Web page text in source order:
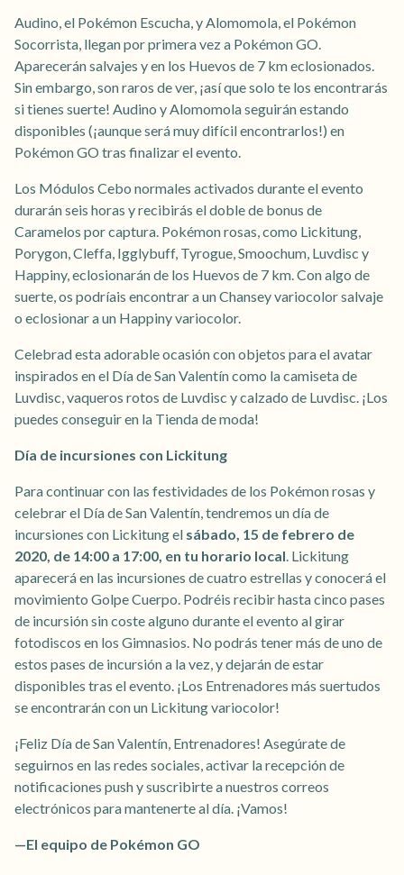
Audino, el Pokémon Escucha, y Alomomola, el Pokémon
Socorrista, llegan por primera vez a Pokémon GO.
Aparecerán salvajes y en los Huevos de 7 km eclosionados.
Sin embargo, son raros de ver, ¡así que solo te los encontrarás
si tienes suerte! Audino y Alomomola seguirán estando
disponibles (¡aunque será muy difícil encontrarlos!) en
Pokémon GO tras finalizar el evento.
Los Módulos Cebo normales activados durante el evento
durarán seis horas y recibirás el doble de bonus de
Caramelos por captura. Pokémon rosas, como Lickitung,
Porygon, Cleffa, Igglybuff, Tyrogue, Smoochum, Luvdisc y
Happiny, eclosionarán de los Huevos de 7 km. Con algo de
suerte, os podríais encontrar a un Chansey variocolor salvaje
o eclosionar a un Happiny variocolor.
Celebrad esta adorable ocasión con objetos para el avatar
inspirados en el Día de San Valentín como la camiseta de
Luvdisc, vaqueros rotos de Luvdisc y calzado de Luvdisc. ¡Los
puedes conseguir en la Tienda de moda!
Día de incursiones con Lickitung
Para continuar con las festividades de los Pokémon rosas y
celebrar el Día de San Valentín, tendremos un día de
incursiones con Lickitung el sábado, 15 de febrero de
2020, de 14:00 a 17:00, en tu horario local. Lickitung
aparecerá en las incursiones de cuatro estrellas y conocerá el
movimiento Golpe Cuerpo. Podréis recibir hasta cinco pases
de incursión sin coste alguno durante el evento al girar
fotodiscos en los Gimnasios. No podrás tener más de uno de
estos pases de incursión a la vez, y dejarán de estar
disponibles tras el evento. ¡Los Entrenadores más suertudos
se encontrarán con un Lickitung variocolor!
¡Feliz Día de San Valentín, Entrenadores! Asegúrate de
seguirnos en las redes sociales, activar la recepción de
notificaciones push y suscribirte a nuestros correos
electrónicos para mantenerte al día. ¡Vamos!
—El equipo de Pokémon GO